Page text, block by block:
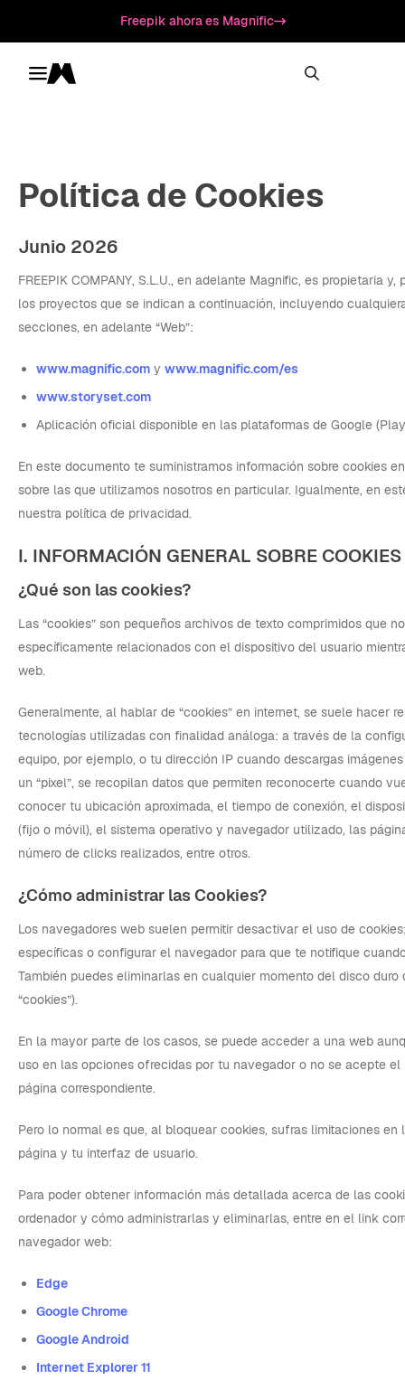
Freepik ahora es Magnific
Toggle menu
Magnific
Política de Cookies
Junio 2026
FREEPIK COMPANY, S.L.U., en adelante Magnific, es propietaria
los proyectos que se indican a continuación, incluyendo
secciones, en adelante “Web”:
www.magnific.com y www.magnific.com/es
www.storyset.com
Aplicación oficial disponible en las plataformas de Google
En este documento te suministramos información sobre cookies
sobre las que utilizamos nosotros en particular. Igualmente, en
nuestra política de privacidad.
I. INFORMACIÓN GENERAL SOBRE COOKIES
¿Qué son las cookies?
Las “cookies” son pequeños archivos de texto comprimidos que
específicamente relacionados con el dispositivo del usuario
web.
Generalmente, al hablar de “cookies” en internet, se suele hacer
tecnologías utilizadas con finalidad análoga: a través de la
equipo, por ejemplo, o tu dirección IP cuando descargas
un “pixel”, se recopilan datos que permiten reconocerte cuando
conocer tu ubicación aproximada, el tiempo de conexión, el
(fijo o móvil), el sistema operativo y navegador utilizado, las
número de clicks realizados, entre otros.
¿Cómo administrar las Cookies?
Los navegadores web suelen permitir desactivar el uso de
específicas o configurar el navegador para que te notifique
También puedes eliminarlas en cualquier momento del disco duro
“cookies”).
En la mayor parte de los casos, se puede acceder a una web
uso en las opciones ofrecidas por tu navegador o no se acepte
página correspondiente.
Pero lo normal es que, al bloquear cookies, sufras limitaciones en
página y tu interfaz de usuario.
Para poder obtener información más detallada acerca de las
ordenador y cómo administrarlas y eliminarlas, entre en el link
navegador web:
Edge
Google Chrome
Google Android
Internet Explorer 11